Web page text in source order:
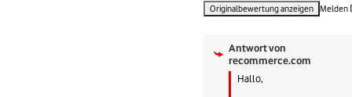
Originalbewertung anzeigen Melden
Antwort von
recommerce.com
Hallo,